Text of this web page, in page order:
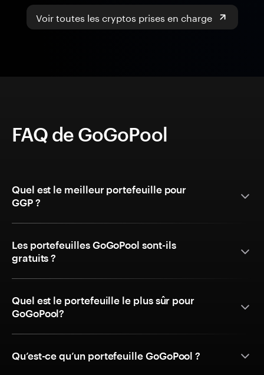
Voir toutes les cryptos prises en charge
FAQ de GoGoPool
Quel est le meilleur portefeuille pour
GGP ?
Les portefeuilles GoGoPool sont-ils
gratuits ?
Quel est le portefeuille le plus sûr pour
GoGoPool?
Qu’est-ce qu’un portefeuille GoGoPool ?